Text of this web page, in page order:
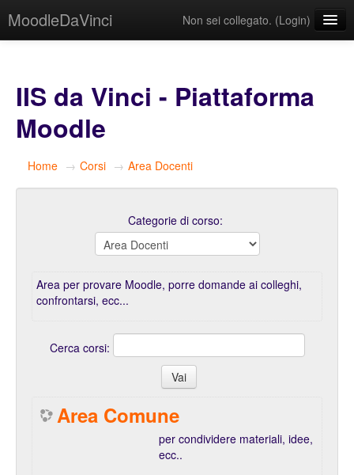
MoodleDaVinci Non sei collegato. (Login)
IIS da Vinci - Piattaforma
Moodle
Home → Corsi → Area Docenti
Categorie di corso:
Area per provare Moodle, porre domande ai colleghi,
confrontarsi, ecc...
Cerca corsi:
Area Comune
per condividere materiali, idee,
ecc..